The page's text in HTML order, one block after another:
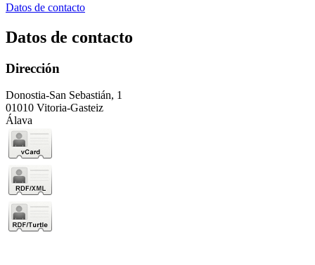
Datos de contacto
Datos de contacto
Dirección
Donostia-San Sebastián, 1
01010 Vitoria-Gasteiz
Álava